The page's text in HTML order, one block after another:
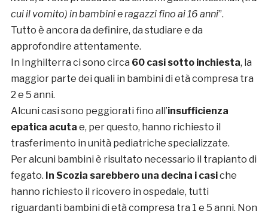
cui il vomito) in bambini e ragazzi fino ai 16 anni”.
Tutto è ancora da definire, da studiare e da
approfondire attentamente.
In Inghilterra ci sono circa 60 casi sotto inchiesta, la
maggior parte dei quali in bambini di età compresa tra
2 e 5 anni.
Alcuni casi sono peggiorati fino all’insufficienza
epatica acuta e, per questo, hanno richiesto il
trasferimento in unità pediatriche specializzate.
Per alcuni bambini è risultato necessario il trapianto di
fegato. In Scozia sarebbero una decina i casiche
hanno richiesto il ricovero in ospedale, tutti
riguardanti bambini di età compresa tra 1 e 5 anni. Non